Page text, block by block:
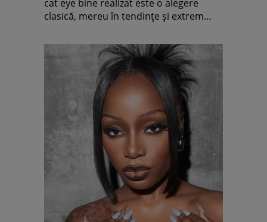
mai simplu de realizat decât
cel clasic
cat eye bine realizat este o alegere
clasică, mereu în tendințe și extrem...